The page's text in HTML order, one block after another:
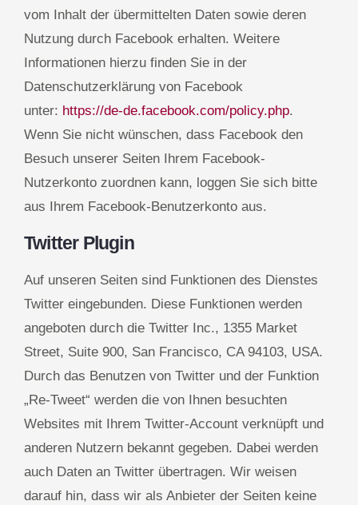
vom Inhalt der übermittelten Daten sowie deren
Nutzung durch Facebook erhalten. Weitere
Informationen hierzu finden Sie in der
Datenschutzerklärung von Facebook
unter: https://de-de.facebook.com/policy.php.
Wenn Sie nicht wünschen, dass Facebook den
Besuch unserer Seiten Ihrem Facebook-
Nutzerkonto zuordnen kann, loggen Sie sich bitte
aus Ihrem Facebook-Benutzerkonto aus.
Twitter Plugin
Auf unseren Seiten sind Funktionen des Dienstes
Twitter eingebunden. Diese Funktionen werden
angeboten durch die Twitter Inc., 1355 Market
Street, Suite 900, San Francisco, CA 94103, USA.
Durch das Benutzen von Twitter und der Funktion
„Re-Tweet“ werden die von Ihnen besuchten
Websites mit Ihrem Twitter-Account verknüpft und
anderen Nutzern bekannt gegeben. Dabei werden
auch Daten an Twitter übertragen. Wir weisen
darauf hin, dass wir als Anbieter der Seiten keine